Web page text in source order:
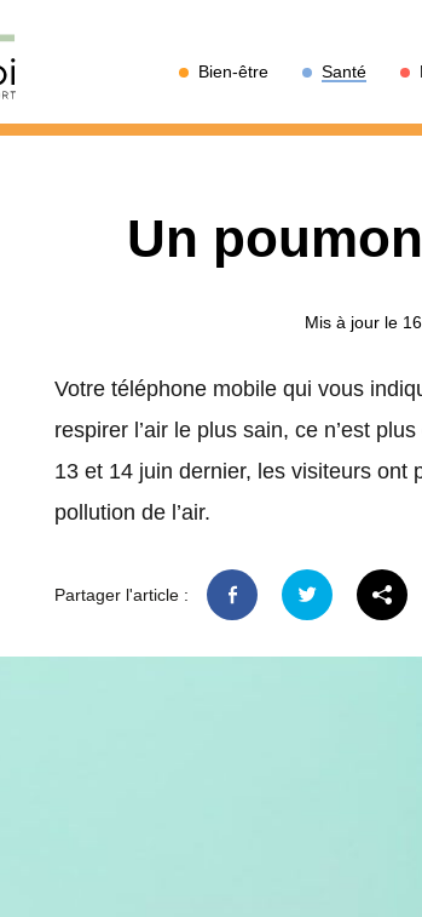
Bien-être Santé
Un
Mis à jour le
Votre téléphone mobile qui vous
respirer l’air le plus sain, ce n’est
13 et 14 juin dernier, les visiteurs ont
pollution de l’air.
Partager l'article :